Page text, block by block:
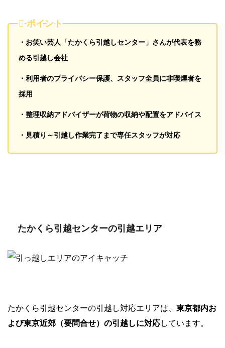
ポイント
・お笑い芸人「たかくら引越しセンター」さんが代表を務
める引越し会社
・利用者のプライバシー保護、スタッフ全員に非喫煙者を
採用
・整理収納アドバイザーが荷物の収納や配置をアドバイス
・見積り～引越し作業完了まで専任スタッフが対応
たかくら引越センターの引越エリア
たかくら引越センターの引越し対応エリアは、 東京都内お
よび東京近郊（要問合せ）の引越しに対応しています。